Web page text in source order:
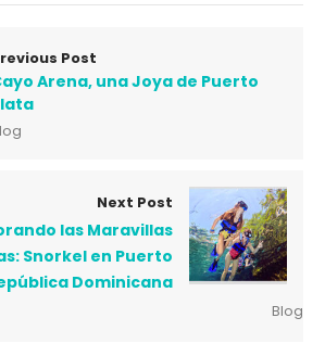
Post
Arena, una Joya de Puerto
Next Post
las Maravillas
Snorkel en Puerto
Dominicana
Blog